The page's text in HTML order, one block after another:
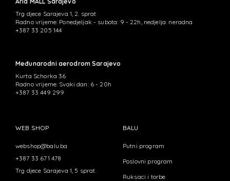
Trg djece Sarajeva 1, 2. sprat
Radno vrijeme: Ponedjeljak - subota: 9 - 22h, nedjelja: neradna
+387 33 205 144
Međunarodni aerodrom Sarajevo
Kurta Schorka 36
Radno vrijeme: Svaki dan: 6 - 20h
+387 33 449 299
WEB SHOP
webshop@balu.ba
+387 33 671 478
Trg djece Sarajeva 1, 5 sprat.
BALU
Putni program
Poslovni program
Ruksaci i torbe